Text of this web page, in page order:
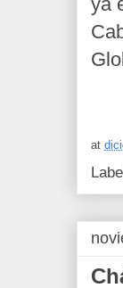
at